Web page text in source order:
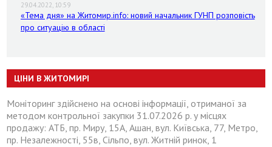
29.04.2022, 10:59
«Тема дня» на Житомир.info: новий начальник ГУНП розповість
про ситуацію в області
ЦІНИ В ЖИТОМИРІ
Моніторинг здійснено на основі інформації, отриманої за
методом контрольної закупки 31.07.2026 р. у місцях
продажу: АТБ, пр. Миру, 15А, Ашан, вул. Київська, 77, Метро,
пр. Незалежності, 55в, Сільпо, вул. Житній ринок, 1